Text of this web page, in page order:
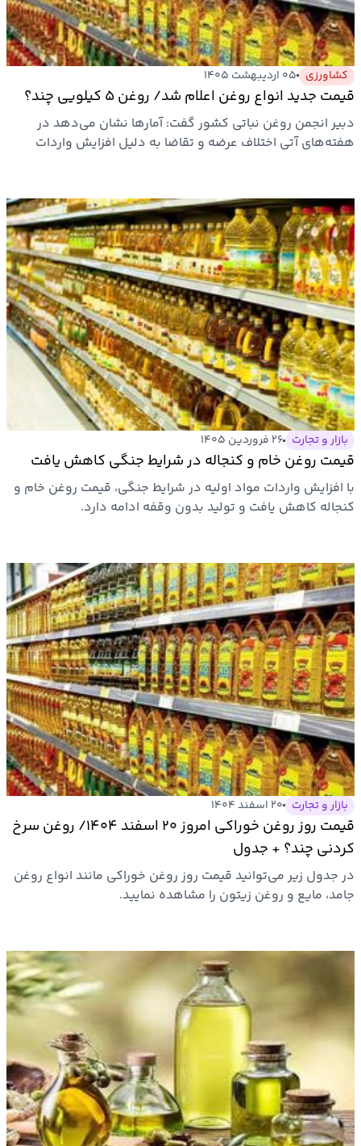
کشاورزی ۰۵ اردیبهشت ۱۴۰۵
قیمت جدید انواع روغن اعلام شد/ روغن ۵ کیلویی چند؟
دبیر انجمن روغن نباتی کشور گفت: آمارها نشان می‌دهد در
هفته‌های آتی اختلاف عرضه و تقاضا به دلیل افزایش واردات
بازار و تجارت ۲۶ فروردین ۱۴۰۵
قیمت روغن خام و کنجاله در شرایط جنگی کاهش یافت
با افزایش واردات مواد اولیه در شرایط جنگی، قیمت روغن خام و
کنجاله کاهش یافت و تولید بدون وقفه ادامه دارد.
بازار و تجارت ۲۰ اسفند ۱۴۰۴
قیمت روز روغن خوراکی امروز ۲۰ اسفند ۱۴۰۴/ روغن سرخ
کردنی چند؟ + جدول
در جدول زیر می‌توانید قیمت روز روغن خوراکی مانند انواع روغن
جامد، مایع و روغن زیتون را مشاهده نمایید.